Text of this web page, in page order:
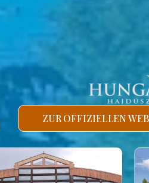
ZUR OFFIZIELLEN